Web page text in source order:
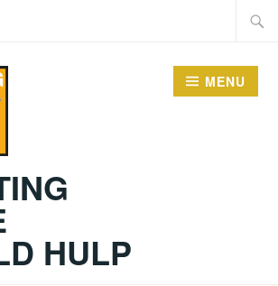
HULP
MENU